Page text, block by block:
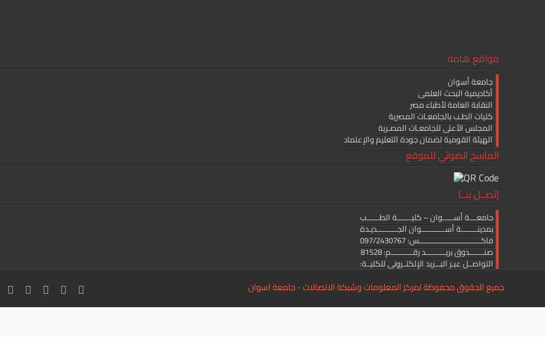
مواقع هامة
جامعة أسوان
أكاديمية البحث العلمى
النقابة العامة لأطباء مصر
كليات الطـب بالجامعـات المصرية
المجلس الأعلى للجامعـات المصـرية
الهيئة القومية لضمان جودة التعليم والإعتماد
الماسح الضوئي للموقع
إتصــل بنــا
جامعــــة أســــــوان – كليــــــــة الطـــــــب
بمدينـــــــــة أســـــــــــــوان الجـــــــــــديـدة
فاكــــــــــــــــــــــــــــــــــس: 097/2430767
صنــــــــدوق بريـــــــــــد رقــــــــــــم: 81528
التواصــل عبـر البـــريد الإلكتــرونى للكليــة:
جميع الحقوق محفوظة لمركز المعلومات وشبكة الاتصالات - جامعة اسوان